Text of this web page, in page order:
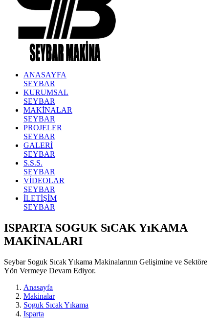
ANASAYFA
SEYBAR
KURUMSAL
SEYBAR
MAKİNALAR
SEYBAR
PROJELER
SEYBAR
GALERİ
SEYBAR
S.S.S.
SEYBAR
VİDEOLAR
SEYBAR
İLETİŞİM
SEYBAR
ISPARTA SOGUK SıCAK YıKAMA
MAKİNALARI
Seybar Soguk Sıcak Yıkama Makinalarının Gelişimine ve Sektöre
Yön Vermeye Devam Ediyor.
Anasayfa
Makinalar
Soguk Sıcak Yıkama
Isparta